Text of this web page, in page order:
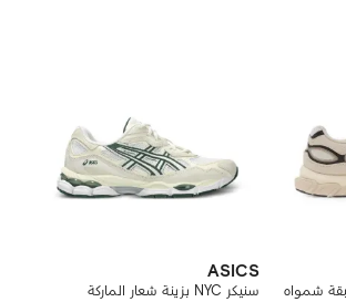
ASICS
سنيكر NYC بزينة شعار الماركة